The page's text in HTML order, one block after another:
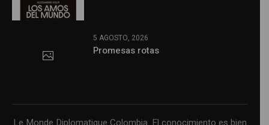
5 AGOSTO, 2026
Promesas rotas